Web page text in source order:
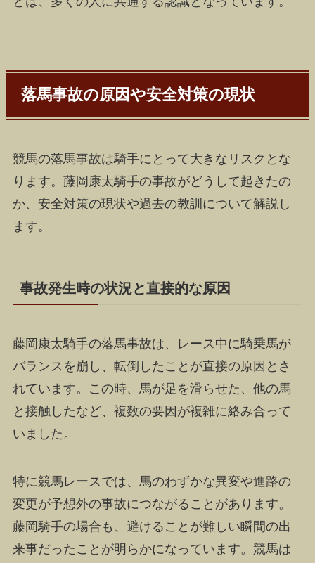
落馬事故の原因や安全対策の現状
競馬の落馬事故は騎手にとって大きなリスクとな
ります。藤岡康太騎手の事故がどうして起きたの
か、安全対策の現状や過去の教訓について解説し
ます。
事故発生時の状況と直接的な原因
藤岡康太騎手の落馬事故は、レース中に騎乗馬が
バランスを崩し、転倒したことが直接の原因とさ
れています。この時、馬が足を滑らせた、他の馬
と接触したなど、複数の要因が複雑に絡み合って
いました。
特に競馬レースでは、馬のわずかな異変や進路の
変更が予想外の事故につながることがあります。
藤岡騎手の場合も、避けることが難しい瞬間の出
来事だったことが明らかになっています。競馬は